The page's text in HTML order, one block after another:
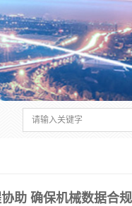
助 确保机械数据合规